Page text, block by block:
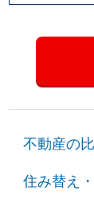
不動産の
住み替え